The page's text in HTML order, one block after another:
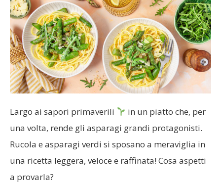
Largo ai sapori primaverili
in un piatto che, per
una volta, rende gli asparagi grandi protagonisti.
Rucola e asparagi verdi si sposano a meraviglia in
una ricetta leggera, veloce e raffinata! Cosa aspetti
a provarla?